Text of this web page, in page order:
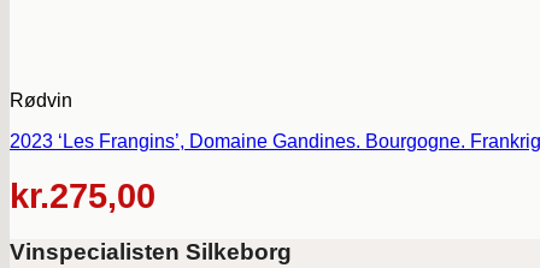
Rødvin
2023 ‘Les Frangins’, Domaine Gandines. Bourgogne.
kr.275,00
Vinspecialisten Silkeborg